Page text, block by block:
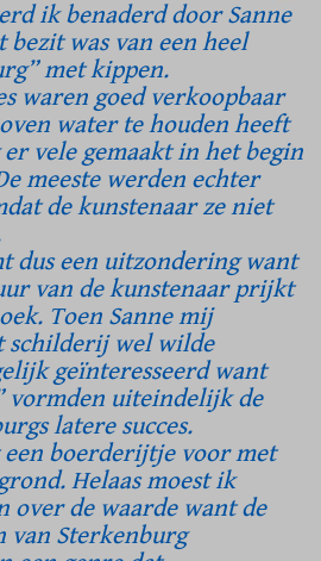
ik benaderd door Sanne
was van een heel
met kippen.
waren goed verkoopbaar
water te houden heeft
vele gemaakt in het begin
meeste werden echter
de kunstenaar ze niet
dus een uitzondering want
van de kunstenaar prijkt
Toen Sanne mij
schilderij wel wilde
geïnteresseerd want
vormden uiteindelijk de
latere succes.
boerderijtje voor met
Helaas moest ik
over de waarde want de
van Sterkenburg